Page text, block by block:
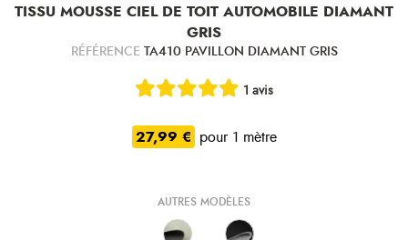
TISSU MOUSSE CIEL DE TOIT AUTOMOBILE DIAMANT
GRIS
RÉFÉRENCE TA410 PAVILLON DIAMANT GRIS
1 avis
27,99 € pour 1 mètre
AUTRES MODÈLES